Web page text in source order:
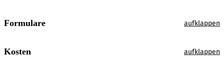
Formulare
Kosten